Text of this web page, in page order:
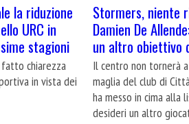
la riduzione
URC in
stagioni
chiarezza
in vista dei
Stormers, niente
Damien De
un altro obiettivo
Il centro non tornerà
maglia del club di
ha messo in cima alla
desideri un altro